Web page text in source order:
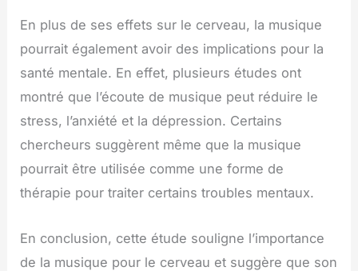
En plus de ses effets sur le cerveau, la musique
pourrait également avoir des implications pour la
santé mentale. En effet, plusieurs études ont
montré que l’écoute de musique peut réduire le
stress, l’anxiété et la dépression. Certains
chercheurs suggèrent même que la musique
pourrait être utilisée comme une forme de
thérapie pour traiter certains troubles mentaux.
En conclusion, cette étude souligne l’importance
de la musique pour le cerveau et suggère que son